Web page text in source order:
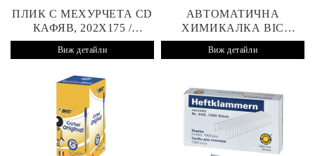
ПЛИК С МЕХУРЧЕТА CD
КАФЯВ, 202X175 /
180X165 MM, СТИКЕР
Виж детайли
АВТОМАТИЧНА
ХИМИКАЛКА BIC
ROUND STIC CLIC 0.4
MM СИНЯ
Виж детайли